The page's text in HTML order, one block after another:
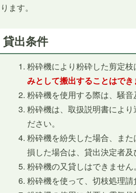
ります。
貸出条件
粉砕機により粉砕した剪定枝
みとして搬出することはでき
粉砕機を使用する際は、騒音
粉砕機は、取扱説明書によ
ださい。
粉砕機を紛失した場合、ま
損した場合は、貸出決定者及
粉砕機の又貸しはできません。
粉砕機を使って、切枝処理請